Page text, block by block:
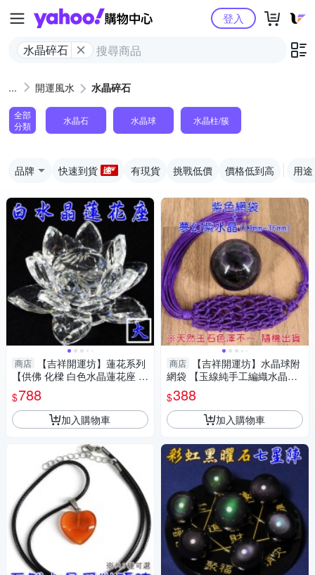
Yahoo購物中心
水晶碎石
登入
開運風水 水晶碎石
全部
分類
水晶石 水晶球 水晶柱/簇
品牌 快速到貨 有現貨 挑戰低價 價格低到高 用途
商店
【吉祥開運坊】蓮花系列
【供佛 化樑 白色水晶蓮花座 大
型】開光 擇日
$788
加入購物車
商店
【吉祥開運坊】水晶球附
網袋 【玉線純手工編織水晶球
網袋 有附水晶球 有多色可供選
擇 可吊掛】
$388
加入購物車